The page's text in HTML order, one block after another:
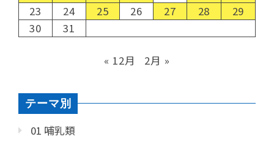
23
24 25 26 27 28
29
30
31
« 12月 2月 »
テーマ別
01 哺乳類